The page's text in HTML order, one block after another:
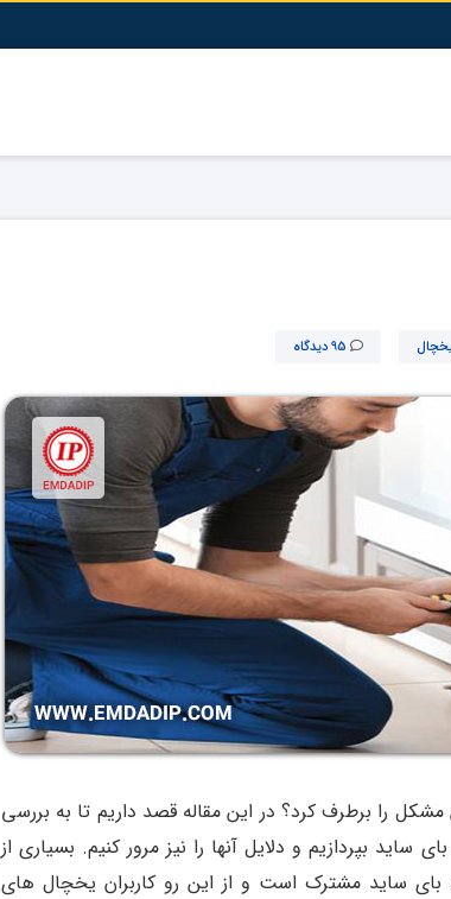
95 دیدگاه
را برطرف کرد؟ در این مقاله قصد داریم تا به بررسی
بپردازیم و دلایل آنها را نیز مرور کنیم. بسیاری از
ساید مشترک است و از این رو کاربران یخچال های